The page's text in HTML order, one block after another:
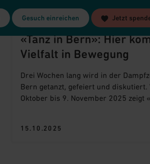
Gesuch einreichen Jetzt
REPORTAGEN
«Tanz in Bern»: Hier
Vielfalt in Bewegung
Drei Wochen lang wird in der
Bern getanzt, gefeiert und diskutiert.
Oktober bis 9. November 2025 zeigt
Voraussetzungen.
15.10.2025